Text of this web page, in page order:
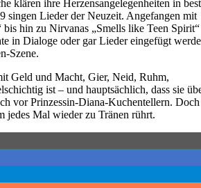
klären ihre Herzensangelegenheiten in
singen Lieder der Neuzeit. Angefangen mit
hin zu Nirvanas „Smells like Teen
in Dialoge oder gar Lieder eingefügt
Szene.
Geld und Macht, Gier, Neid, Ruhm,
ist – und hauptsächlich, dass sie
vor Prinzessin-Diana-Kuchentellern. Doch
jedes Mal wieder zu Tränen rührt.